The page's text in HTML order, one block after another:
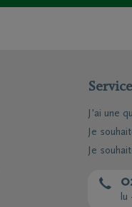
J'ai une
Je
Je
lu